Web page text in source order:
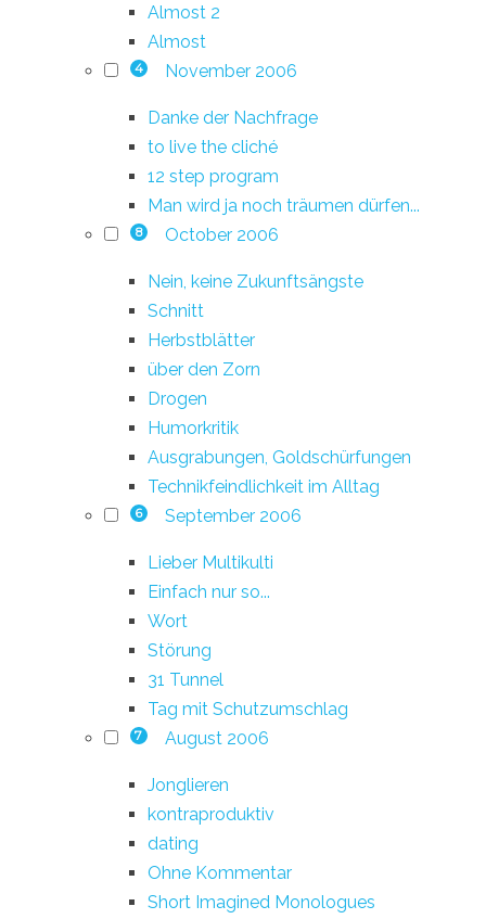
Almost 2
Almost
4 November 2006
Danke der Nachfrage
to live the cliché
12 step program
Man wird ja noch träumen dürfen...
8 October 2006
Nein, keine Zukunftsängste
Schnitt
Herbstblätter
über den Zorn
Drogen
Humorkritik
Ausgrabungen, Goldschürfungen
Technikfeindlichkeit im Alltag
6 September 2006
Lieber Multikulti
Einfach nur so...
Wort
Störung
31 Tunnel
Tag mit Schutzumschlag
7 August 2006
Jonglieren
kontraproduktiv
dating
Ohne Kommentar
Short Imagined Monologues